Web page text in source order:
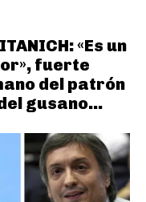
«Es un
fuerte
del patrón
gusano...